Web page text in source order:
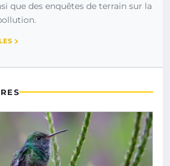
que des enquêtes de terrain sur la